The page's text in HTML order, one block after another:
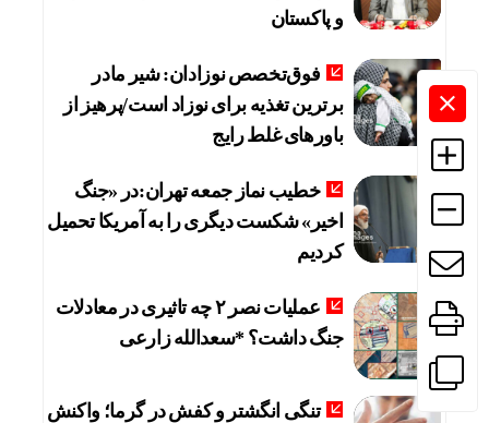
و پاکستان
فوق‌تخصص نوزادان: شیر مادر
برترین تغذیه برای نوزاد است/پرهیز از
باورهای غلط رایج
خطیب نماز جمعه تهران:در «جنگ
اخیر» شکست دیگری را به آمریکا تحمیل
کردیم
عملیات نصر ۲ چه تاثیری در معادلات
جنگ داشت؟ *سعدالله زارعی
تنگی انگشتر و کفش در گرما؛ واکنش